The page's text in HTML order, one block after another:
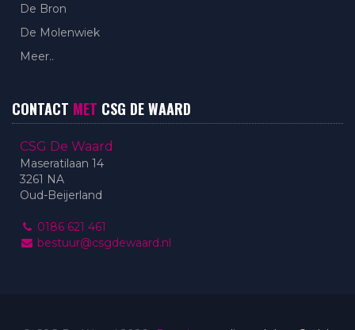
De Bron
De Molenwiek
Meer..
CONTACT MET CSG DE WAARD
CSG De Waard
Maseratilaan 14
3261 NA
Oud-Beijerland
0186 621 461
bestuur@csgdewaard.nl